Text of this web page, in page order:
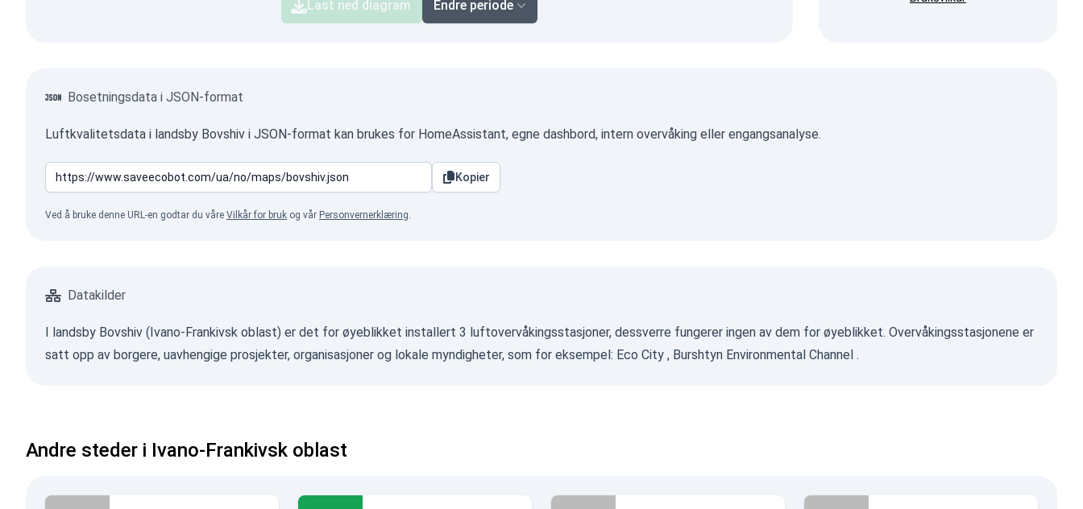
Last ned diagram Endre periode
Bosetningsdata i JSON-format
Luftkvalitetsdata i landsby Bovshiv i JSON-format kan brukes for HomeAssistant, egne dashbord, intern overvåking eller engangsanalyse.
Kopier
Ved å bruke denne URL-en godtar du våre Vilkår for bruk og vår Personvernerklæring.
Datakilder
I landsby Bovshiv (Ivano-Frankivsk oblast) er det for øyeblikket installert 3 luftovervåkingsstasjoner, dessverre fungerer ingen av dem for øyeblikket. Overvåkingsstasjonene er
satt opp av borgere, uavhengige prosjekter, organisasjoner og lokale myndigheter, som for eksempel: Eco City , Burshtyn Environmental Channel .
Andre steder i Ivano-Frankivsk oblast